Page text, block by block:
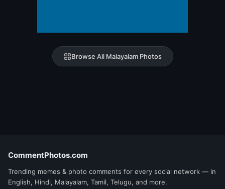
Browse All Malayalam Photos
CommentPhotos.com
Trending memes & photo comments for every social network — in
English, Hindi, Malayalam, Tamil, Telugu, and more.